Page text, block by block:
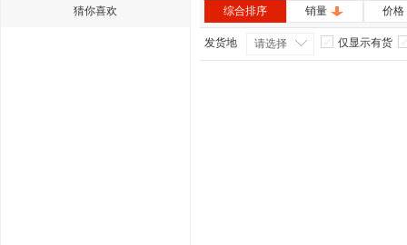
猜你喜欢 综合排序 销量 价格
发货地 请选择 仅显示有货